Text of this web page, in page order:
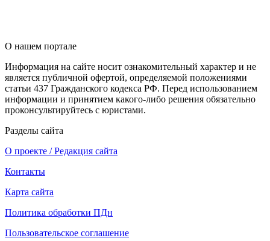
О нашем портале
Информация на сайте носит ознакомительный характер и не
является публичной офертой, определяемой положениями
статьи 437 Гражданского кодекса РФ. Перед использованием
информации и принятием какого-либо решения обязательно
проконсультируйтесь с юристами.
Разделы сайта
О проекте / Редакция сайта
Контакты
Карта сайта
Политика обработки ПДн
Пользовательское соглашение